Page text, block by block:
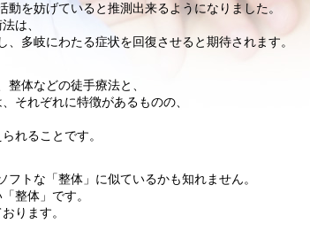
を妨げていると推測出来るようになりました。
は、
多岐にわたる症状を回復させると期待されます。
体などの徒手療法と、
それぞれに特徴があるものの、
れることです。
トな「整体」に似ているかも知れません。
整体」です。
ります。